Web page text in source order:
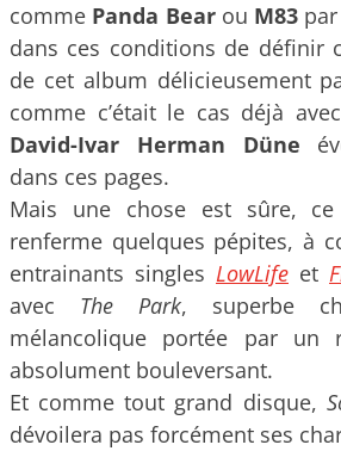
comme Panda Bearou M83
dans ces conditions de définir
de cet album délicieusement
comme c’était le cas déjà
David-Ivar Herman Düne
dans ces pages.
Mais une chose est sûre,
renferme quelques pépites, à
entrainants singles LowLife et
avec The Park, superbe
mélancolique portée par
absolument bouleversant.
Et comme tout grand disque,
dévoilera pas forcément ses